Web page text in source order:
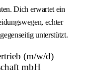
Dich erwartet ein
echter
unterstützt.
(m/w/d)
mbH